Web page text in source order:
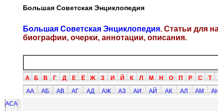
Большая Советская Энциклопедия
Большая Советская Энциклопедия. Статьи для
биографии, очерки, аннотации, описания.
А Б В Г Д Е Ё Ж З И Й К Л М Н О П Р С Т
АА
АБ АВ АГ АД АЖ АЗ АИ АЙ АК АЛ АМ
АСА